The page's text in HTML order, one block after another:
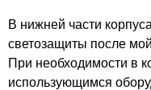
В нижней части
светозащиты после
При необходимости в
использующимся